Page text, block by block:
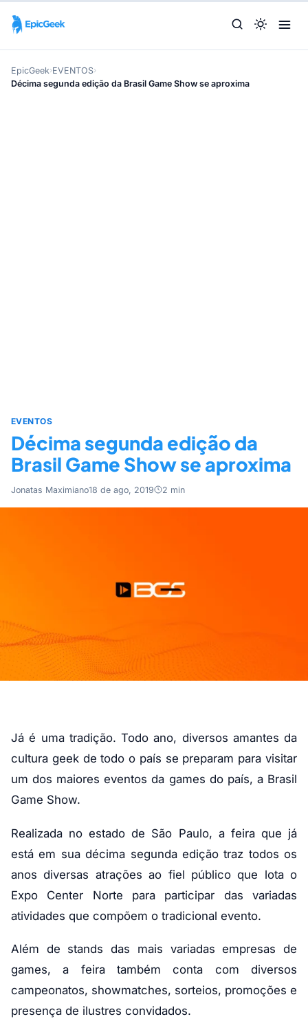
EpicGeek›EVENTOS›
Décima segunda edição da Brasil Game Show se aproxima
EVENTOS
Décima segunda edição da
Brasil Game Show se aproxima
Jonatas Maximiano18 de ago, 2019 2 min
Já é uma tradição. Todo ano, diversos amantes da
cultura geek de todo o país se preparam para visitar
um dos maiores eventos da games do país, a Brasil
Game Show.
Realizada no estado de São Paulo, a feira que já
está em sua décima segunda edição traz todos os
anos diversas atrações ao fiel público que lota o
Expo Center Norte para participar das variadas
atividades que compõem o tradicional evento.
Além de stands das mais variadas empresas de
games, a feira também conta com diversos
campeonatos, showmatches, sorteios, promoções e
presença de ilustres convidados.